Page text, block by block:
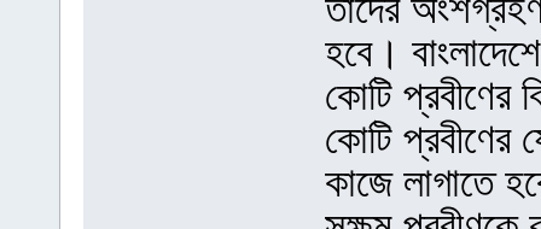
তাদের
হবে।
কোটি প্রবীণের
কোটি প্রবীণের
কাজে লাগাতে